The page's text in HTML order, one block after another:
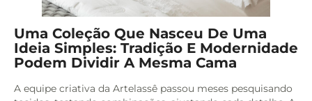
Uma Coleção Que Nasceu De Uma
Ideia Simples: Tradição E Modernidade
Podem Dividir A Mesma Cama
A equipe criativa da Artelassê passou meses pesquisando